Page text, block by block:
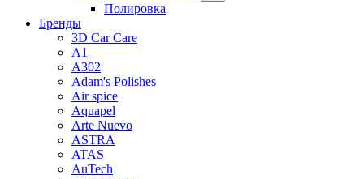
Полировка
Бренды
3D Car Care
A1
A302
Adam's Polishes
Air spice
Aquapel
Arte Nuevo
ASTRA
ATAS
AuTech